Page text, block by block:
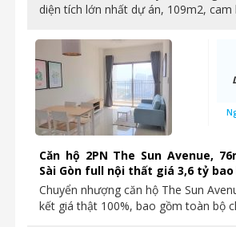
diện tích lớn nhất dự án, 109m2,
Căn hộ 2PN The Sun Avenue,
Sài Gòn full nội thất giá 3,6 tỷ
Chuyển nhượng căn hộ The Sun
kết giá thật 100%, bao gồm toàn bộ